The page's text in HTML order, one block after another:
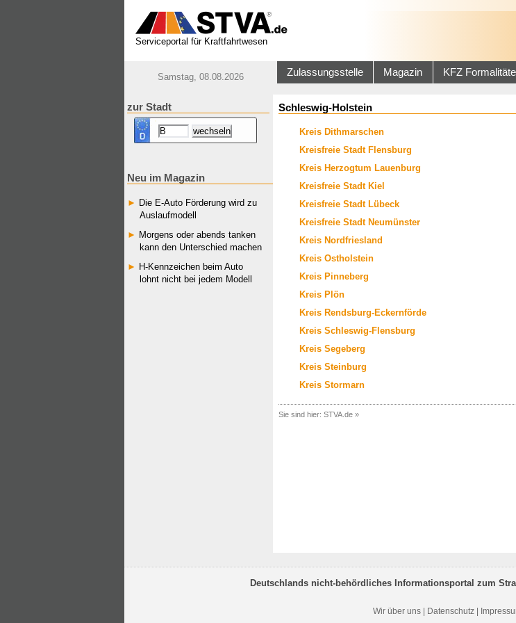
Serviceportal für Kraftfahrtwesen
Samstag, 08.08.2026 Zulassungsstelle Magazin KFZ
zur Stadt
Neu im Magazin
Die E-Auto Förderung wird zu
Auslaufmodell
Morgens oder abends tanken
kann den Unterschied machen
H-Kennzeichen beim Auto
lohnt nicht bei jedem Modell
Schleswig-Holstein
Kreis Dithmarschen
Kreisfreie Stadt Flensburg
Kreis Herzogtum Lauenburg
Kreisfreie Stadt Kiel
Kreisfreie Stadt Lübeck
Kreisfreie Stadt Neumünster
Kreis Nordfriesland
Kreis Ostholstein
Kreis Pinneberg
Kreis Plön
Kreis Rendsburg-Eckernförde
Kreis Schleswig-Flensburg
Kreis Segeberg
Kreis Steinburg
Kreis Stormarn
Sie sind hier: STVA.de»
Deutschlands nicht-behördliches Informationsportal zum
Wir über uns Datenschutz